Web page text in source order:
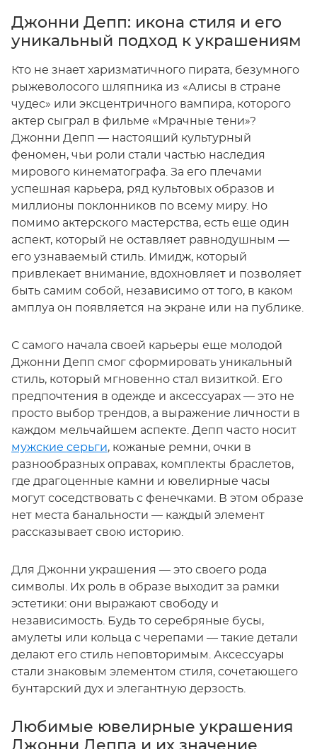
Джонни Депп: икона стиля и его
уникальный подход к украшениям
Кто не знает харизматичного пирата, безумного
рыжеволосого шляпника из «Алисы в стране
чудес» или эксцентричного вампира, которого
актер сыграл в фильме «Мрачные тени»?
Джонни Депп — настоящий культурный
феномен, чьи роли стали частью наследия
мирового кинематографа. За его плечами
успешная карьера, ряд культовых образов и
миллионы поклонников по всему миру. Но
помимо актерского мастерства, есть еще один
аспект, который не оставляет равнодушным —
его узнаваемый стиль. Имидж, который
привлекает внимание, вдохновляет и позволяет
быть самим собой, независимо от того, в каком
амплуа он появляется на экране или на публике.
С самого начала своей карьеры еще молодой
Джонни Депп смог сформировать уникальный
стиль, который мгновенно стал визиткой. Его
предпочтения в одежде и аксессуарах — это не
просто выбор трендов, а выражение личности в
каждом мельчайшем аспекте. Депп часто носит
мужские серьги, кожаные ремни, очки в
разнообразных оправах, комплекты браслетов,
где драгоценные камни и ювелирные часы
могут соседствовать с фенечками. В этом образе
нет места банальности — каждый элемент
рассказывает свою историю.
Для Джонни украшения — это своего рода
символы. Их роль в образе выходит за рамки
эстетики: они выражают свободу и
независимость. Будь то серебряные бусы,
амулеты или кольца с черепами — такие детали
делают его стиль неповторимым. Аксессуары
стали знаковым элементом стиля, сочетающего
бунтарский дух и элегантную дерзость.
Любимые ювелирные украшения
Джонни Деппа и их значение